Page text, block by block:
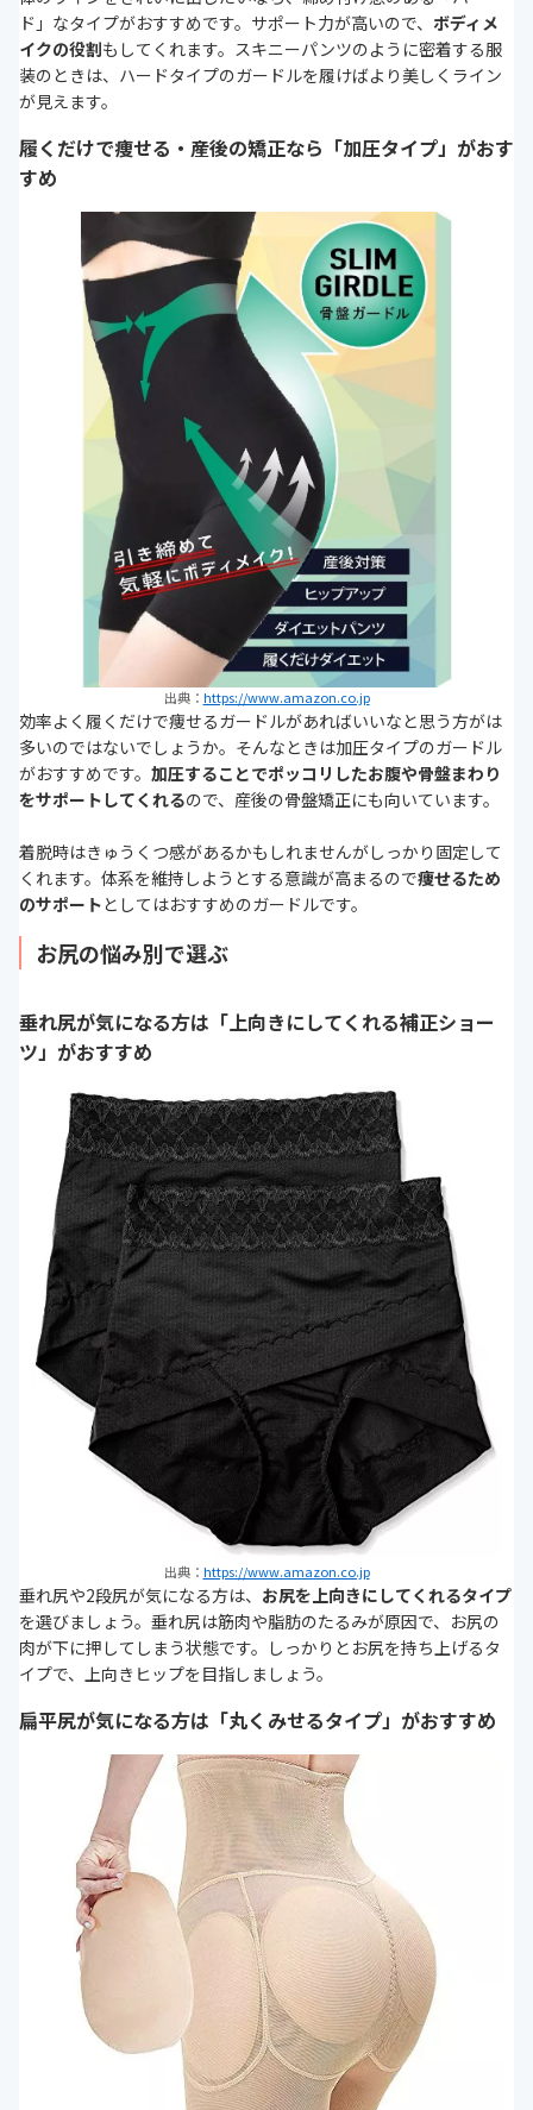
ド」なタイプがおすすめです。サポート力が高いので、 ボディメ
イクの役割もしてくれます。スキニーパンツのように密着する服
装のときは、ハードタイプのガードルを履けばより美しくライン
が見えます。
履くだけで痩せる・産後の矯正なら「加圧タイプ」がおす
すめ
出典： https://www.amazon.co.jp
効率よく履くだけで痩せるガードルがあればいいなと思う方がは
多いのではないでしょうか。そんなときは加圧タイプのガードル
がおすすめです。 加圧することでポッコリしたお腹や骨盤まわり
をサポートしてくれるので、産後の骨盤矯正にも向いています。
着脱時はきゅうくつ感があるかもしれませんがしっかり固定して
くれます。体系を維持しようとする意識が高まるので痩せるため
のサポートとしてはおすすめのガードルです。
お尻の悩み別で選ぶ
垂れ尻が気になる方は「上向きにしてくれる補正ショー
ツ」がおすすめ
出典： https://www.amazon.co.jp
垂れ尻や2段尻が気になる方は、 お尻を上向きにしてくれるタイプ
を選びましょう。垂れ尻は筋肉や脂肪のたるみが原因で、お尻の
肉が下に押してしまう状態です。しっかりとお尻を持ち上げるタ
イプで、上向きヒップを目指しましょう。
扁平尻が気になる方は「丸くみせるタイプ」がおすすめ